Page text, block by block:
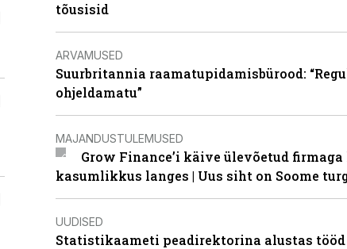
tõusisid
ARVAMUSED
Suurbritannia raamatupidamisbürood:
ohjeldamatu”
MAJANDUSTULEMUSED
Grow Finance’i käive ülevõetud firmaga
kasumlikkus langes | Uus siht on Soome
UUDISED
Statistikaameti peadirektorina alustas tööd